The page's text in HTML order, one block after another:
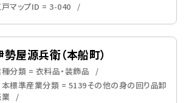
マップID = 3-040
勢屋源兵衛（本船町）
分類 = 衣料品・装飾品
本標準産業分類 = 5139その他の身の回り品卸